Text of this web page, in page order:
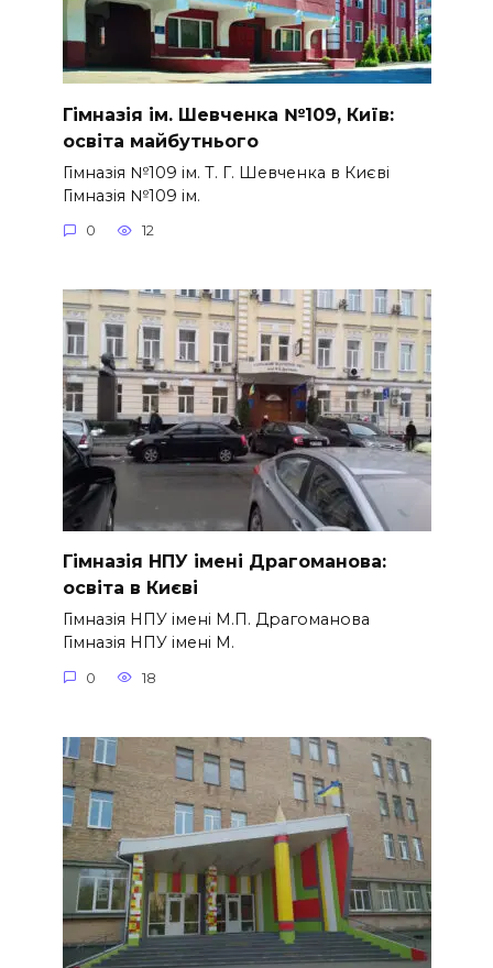
Гімназія ім. Шевченка №109, Київ:
освіта майбутнього
Гімназія №109 ім. Т. Г. Шевченка в Києві
Гімназія №109 ім.
0 12
Гімназія НПУ імені Драгоманова:
освіта в Києві
Гімназія НПУ імені М.П. Драгоманова
Гімназія НПУ імені М.
0 18